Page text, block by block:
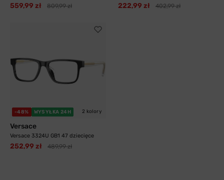
559,99 zł 809,99 zł 222,99 zł 402,99 zł
-48% WYSYŁKA 24H 2 kolory
Versace
Versace 3324U GB1 47 dziecięce
252,99 zł 489,99 zł